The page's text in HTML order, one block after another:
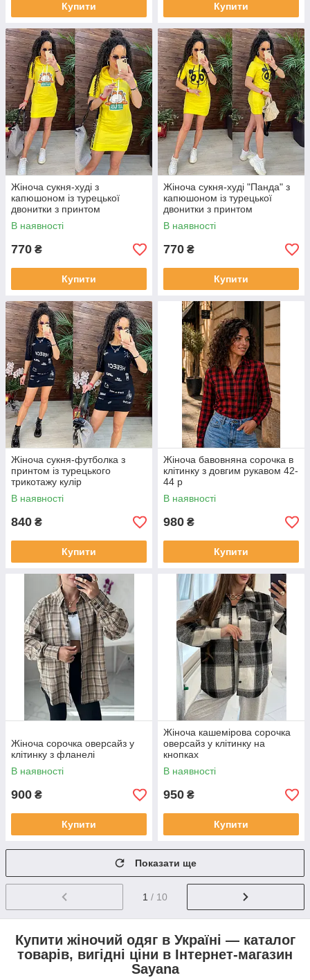
Купити Купити
Жіноча сукня-худі з
капюшоном із турецької
двонитки з принтом
В наявності
770 ₴
Купити
Жіноча сукня-худі "Панда" з
капюшоном із турецької
двонитки з принтом
В наявності
770 ₴
Купити
Жіноча сукня-футболка з
принтом із турецького
трикотажу кулір
В наявності
840 ₴
Купити
Жіноча бавовняна сорочка в
клітинку з довгим рукавом 42-
44 р
В наявності
980 ₴
Купити
Жіноча сорочка оверсайз у
клітинку з фланелі
В наявності
900 ₴
Купити
Жіноча кашемірова сорочка
оверсайз у клітинку на
кнопках
В наявності
950 ₴
Купити
Показати ще
1 / 10
Купити жіночий одяг в Україні — каталог
товарів, вигідні ціни в Інтернет-магазин
Sayana